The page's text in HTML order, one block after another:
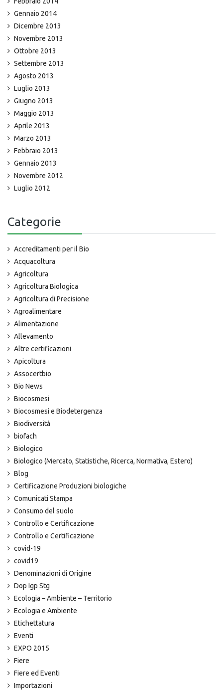
Gennaio 2014
Dicembre 2013
Novembre 2013
Ottobre 2013
Settembre 2013
Agosto 2013
Luglio 2013
Giugno 2013
Maggio 2013
Aprile 2013
Marzo 2013
Febbraio 2013
Gennaio 2013
Novembre 2012
Luglio 2012
Categorie
Accreditamenti per il Bio
Acquacoltura
Agricoltura
Agricoltura Biologica
Agricoltura di Precisione
Agroalimentare
Alimentazione
Allevamento
Altre certificazioni
Apicoltura
Assocertbio
Bio News
Biocosmesi
Biocosmesi e Biodetergenza
Biodiversità
biofach
Biologico
Biologico (Mercato, Statistiche, Ricerca, Normativa, Estero)
Blog
Certificazione Produzioni biologiche
Comunicati Stampa
Consumo del suolo
Controllo e Certificazione
Controllo e Certificazione
covid-19
covid19
Denominazioni di Origine
Dop Igp Stg
Ecologia – Ambiente – Territorio
Ecologia e Ambiente
Etichettatura
Eventi
EXPO 2015
Fiere
Fiere ed Eventi
Importazioni